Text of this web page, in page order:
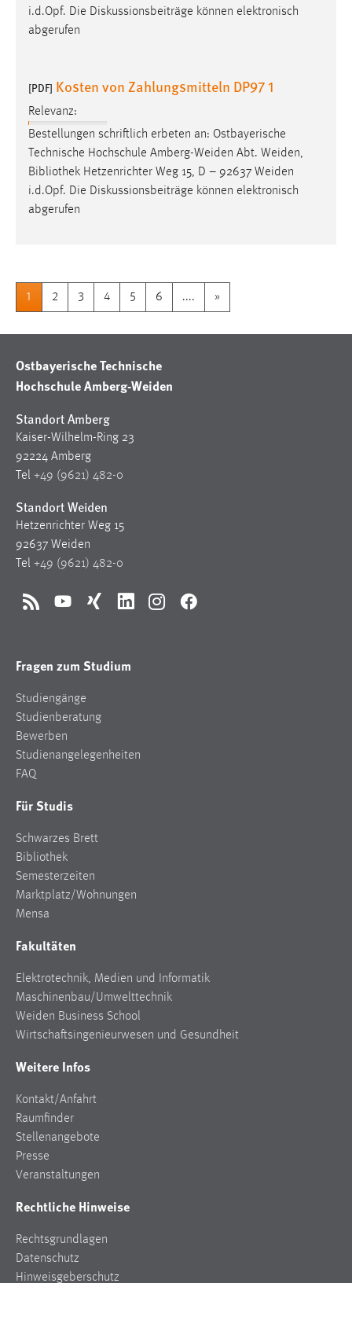
i.d.Opf. Die Diskussionsbeiträge können elektronisch
abgerufen
[PDF] Kosten von Zahlungsmitteln DP97 1
Relevanz:
Bestellungen schriftlich erbeten an: Ostbayerische
Technische Hochschule Amberg-Weiden Abt. Weiden,
Bibliothek Hetzenrichter Weg 15, D – 92637 Weiden
i.d.Opf. Die Diskussionsbeiträge können elektronisch
abgerufen
1 2 3 4 5 6 .... »
Ostbayerische Technische
Hochschule Amberg-Weiden
Standort Amberg
Kaiser-Wilhelm-Ring 23
92224 Amberg
Tel +49 (9621) 482-0
Standort Weiden
Hetzenrichter Weg 15
92637 Weiden
Tel +49 (9621) 482-0
RSS YouTubeXing LinkedInInstagramFacebook
Fragen zum Studium
Studiengänge
Studienberatung
Bewerben
Studienangelegenheiten
FAQ
Für Studis
Schwarzes Brett
Bibliothek
Semesterzeiten
Marktplatz/Wohnungen
Mensa
Fakultäten
Elektrotechnik, Medien und Informatik
Maschinenbau/Umwelttechnik
Weiden Business School
Wirtschaftsingenieurwesen und Gesundheit
Weitere Infos
Kontakt/Anfahrt
Raumfinder
Stellenangebote
Presse
Veranstaltungen
Rechtliche Hinweise
Rechtsgrundlagen
Datenschutz
Hinweisgeberschutz